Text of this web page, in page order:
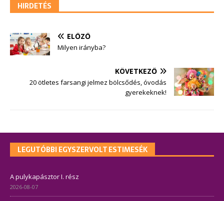
HIRDETÉS
ELŐZŐ
Milyen irányba?
KÖVETKEZŐ
20 ötletes farsangi jelmez bölcsődés, óvodás
gyerekeknek!
LEGUTÓBBI EGYSZERVOLT ESTIMESÉK
A pulykapásztor I. rész
2026-08-07